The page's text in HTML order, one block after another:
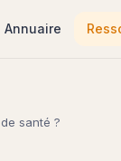
Annuaire
santé ?